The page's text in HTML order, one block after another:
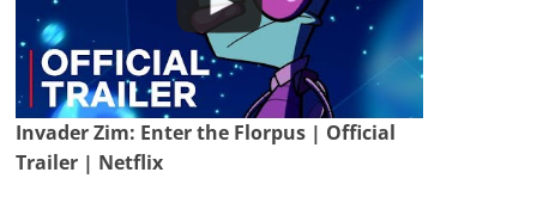
Invader Zim: Enter the Florpus | Official
Trailer | Netflix